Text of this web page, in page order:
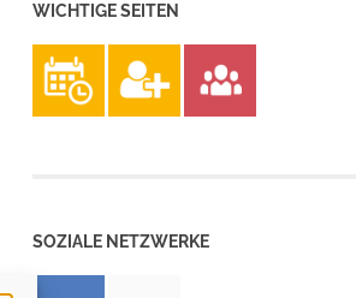
WICHTIGE SEITEN
SOZIALE NETZWERKE